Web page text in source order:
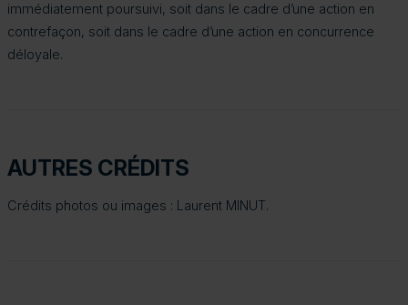
immédiatement poursuivi, soit dans le cadre d’une action en
contrefaçon, soit dans le cadre d’une action en concurrence
déloyale.
AUTRES CRÉDITS
Crédits photos ou images : Laurent MINUT.